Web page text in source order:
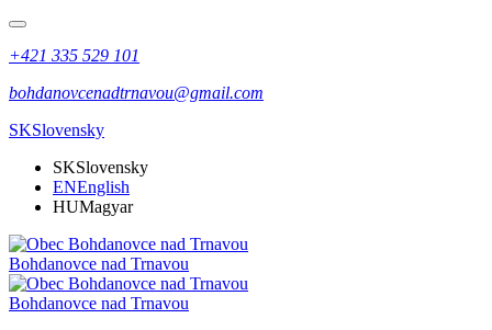
+421 335 529 101
bohdanovcenadtrnavou@gmail.com
SKSlovensky
SKSlovensky
ENEnglish
HUMagyar
Bohdanovce nad Trnavou
Bohdanovce nad Trnavou